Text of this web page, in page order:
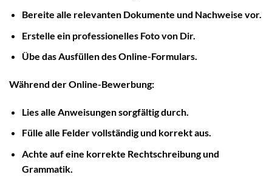
Bereite alle relevanten Dokumente und Nachweise vor.
Erstelle ein professionelles Foto von Dir.
Übe das Ausfüllen des Online-Formulars.
Während der Online-Bewerbung:
Lies alle Anweisungen sorgfältig durch.
Fülle alle Felder vollständig und korrekt aus.
Achte auf eine korrekte Rechtschreibung und
Grammatik.